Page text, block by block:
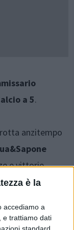
è la
accediamo a
e trattiamo dati
a 5.
anzitempo
e vittorie
novembre,